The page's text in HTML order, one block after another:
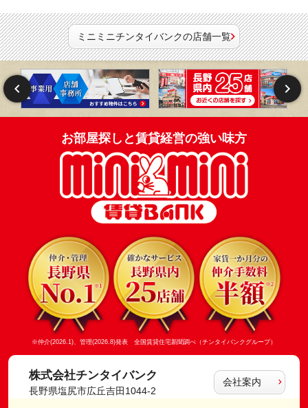
ミニミニチンタイバンクの店舗一覧
お部屋探しと賃貸経営の強い味方
※仲介(2026.1)、管理(2026.8)発表 全国賃貸住宅新聞調べ（チンタイバンクグループ）
株式会社チンタイバンク
長野県塩尻市広丘吉田1044-2
会社案内